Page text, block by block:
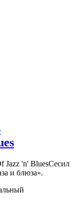
Сесил
и блюза».